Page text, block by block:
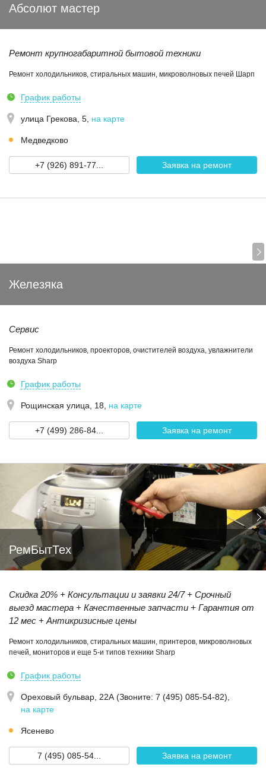
Абсолют мастер
Ремонт крупногабаритной бытовой техники
Ремонт холодильников, стиральных машин, микроволновых печей Шарп
График работы
улица Грекова, 5 на карте
Медведково
+7 (926) 891-77... Заявка на ремонт
Железяка
Сервис
Ремонт холодильников, проекторов, очистителей воздуха, увлажнители
воздуха Sharp
График работы
Рощинская улица, 18 на карте
+7 (499) 286-84... Заявка на ремонт
РемБытТех
Скидка 20% + Консультации и заявки 24/7 + Срочный
выезд мастера + Качественные запчасти + Гарантия от
12 мес + Антикризисные цены
Ремонт холодильников, стиральных машин, принтеров, микроволновых
печей, мониторов и еще 5-и типов техники Sharp
График работы
Ореховый бульвар, 22А (Звoнитe: 7 (495) 085-54-82)
на карте
Ясенево
7 (495) 085-54... Заявка на ремонт